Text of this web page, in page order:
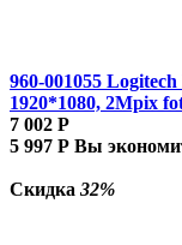
960-001055
1920*1080, 2Mpix
7 002 Р
5 997 Р Вы
Скидка 32%